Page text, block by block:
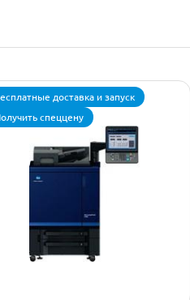
доставка и запуск
спеццену